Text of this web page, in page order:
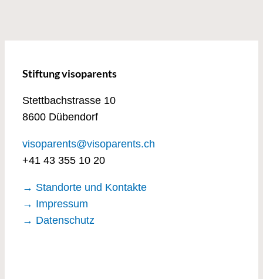
Stiftung visoparents
Stettbachstrasse 10
8600 Dübendorf
visoparents@visoparents.ch
+41 43 355 10 20
→ Standorte und Kontakte
→ Impressum
→ Datenschutz